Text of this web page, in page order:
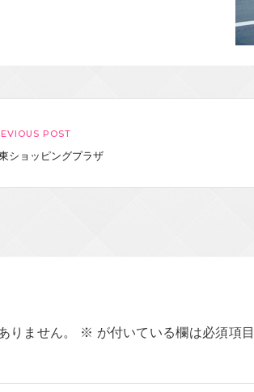
POST
ショッピングプラザ
りません。 ※ が付いている欄は必須項